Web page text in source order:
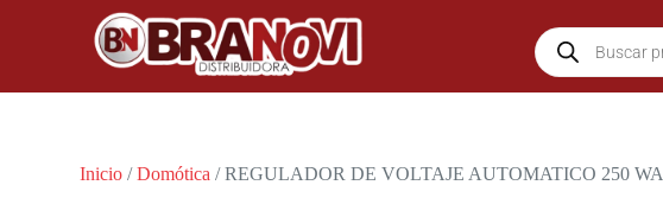
Inicio /Domótica / REGULADOR DE VOLTAJE AUTOMATICO 250 WA